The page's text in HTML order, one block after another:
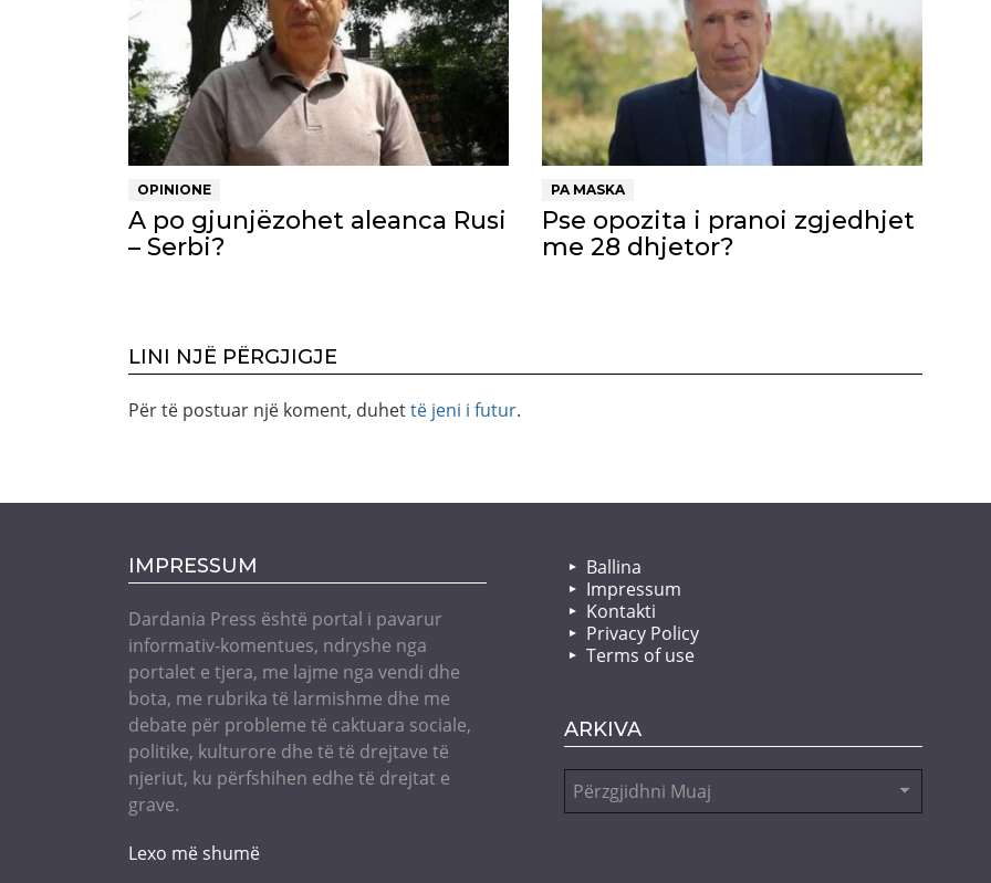
OPINIONE
A po gjunjëzohet aleanca Rusi
– Serbi?
PA MASKA
Pse opozita i pranoi zgjedhjet
me 28 dhjetor?
LINI NJË PËRGJIGJE
Për të postuar një koment, duhettë jeni i futur.
IMPRESSUM
Dardania Press është portal i pavarur
informativ-komentues, ndryshe nga
portalet e tjera, me lajme nga vendi dhe
bota, me rubrika të larmishme dhe me
debate për probleme të caktuara sociale,
politike, kulturore dhe të të drejtave të
njeriut, ku përfshihen edhe të drejtat e
grave.
Lexo më shumë
Ballina
Impressum
Kontakti
Privacy Policy
Terms of use
ARKIVA